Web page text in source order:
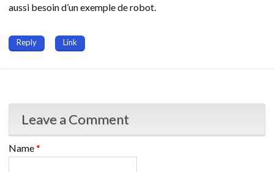
aussi besoin d’un exemple de robot.
Reply Link
Leave a Comment
Name*